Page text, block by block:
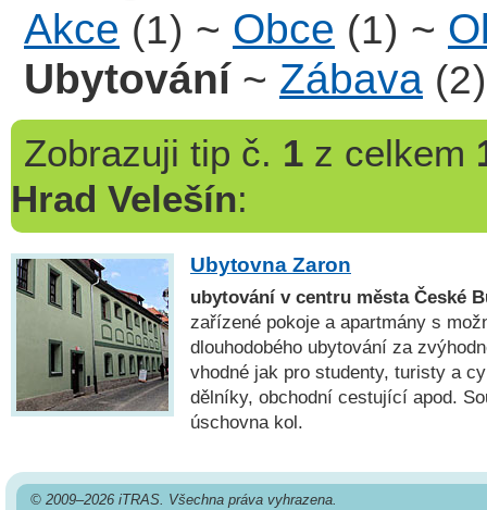
Akce (1) ~ Obce (1) ~
Ubytování~ Zábava (2)
Zobrazuji tip č. 1z celkem
Hrad Velešín:
Ubytovna Zaron
ubytování v centru města České
zařízené pokoje a apartmány s
dlouhodobého ubytování za
vhodné jak pro studenty, turisty a
dělníky, obchodní cestující apod.
úschovna kol.
© 2009–2026 iTRAS. Všechna práva vyhrazena.